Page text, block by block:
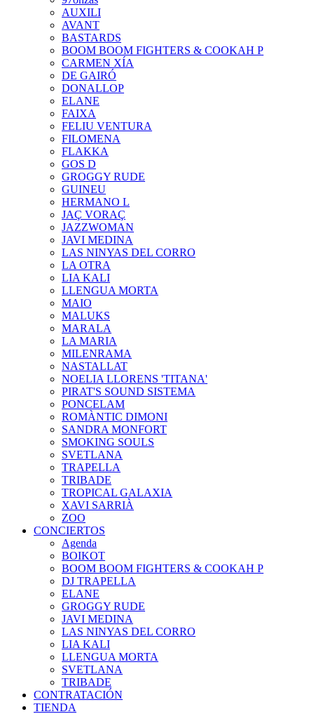
AUXILI
AVANT
BASTARDS
BOOM BOOM FIGHTERS & COOKAH P
CARMEN XÍA
DE GAIRÓ
DONALLOP
ELANE
FAIXA
FELIU VENTURA
FILOMENA
FLAKKA
GOS D
GROGGY RUDE
GUINEU
HERMANO L
JAÇ VORAÇ
JAZZWOMAN
JAVI MEDINA
LAS NINYAS DEL CORRO
LA OTRA
LIA KALI
LLENGUA MORTA
MAIO
MALUKS
MARALA
LA MARIA
MILENRAMA
NASTALLAT
NOELIA LLORENS 'TITANA'
PIRAT'S SOUND SISTEMA
PONCELAM
ROMÀNTIC DIMONI
SANDRA MONFORT
SMOKING SOULS
SVETLANA
TRAPELLA
TRIBADE
TROPICAL GALAXIA
XAVI SARRIÀ
ZOO
CONCIERTOS
Agenda
BOIKOT
BOOM BOOM FIGHTERS & COOKAH P
DJ TRAPELLA
ELANE
GROGGY RUDE
JAVI MEDINA
LAS NINYAS DEL CORRO
LIA KALI
LLENGUA MORTA
SVETLANA
TRIBADE
CONTRATACIÓN
TIENDA